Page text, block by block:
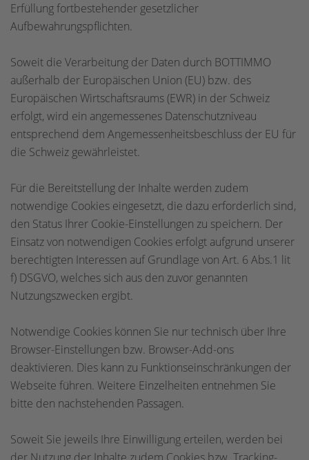
Erfüllung fortbestehender gesetzlicher
Aufbewahrungspflichten.
Soweit die Verarbeitung der Daten durch BOTTIMMO
außerhalb der Europäischen Union (EU) bzw. des
Europäischen Wirtschaftsraums (EWR) in der Schweiz
erfolgt, wird ein angemessenes Datenschutzniveau
entsprechend dem Angemessenheitsbeschluss der EU für
die Schweiz gewährleistet.
Für die Bereitstellung der Inhalte werden zudem
notwendige Cookies eingesetzt, die dazu erforderlich sind,
den Status Ihrer Cookie-Einstellungen zu speichern. Der
Einsatz von notwendigen Cookies erfolgt aufgrund unserer
berechtigten Interessen auf Grundlage von Art. 6 Abs.1 lit
f) DSGVO, welches sich aus den zuvor genannten
Nutzungszwecken ergibt.
Notwendige Cookies können Sie nur technisch über Ihre
Browser-Einstellungen bzw. Browser-Add-ons
deaktivieren. Dies kann zu Funktionseinschränkungen der
Webseite führen. Weitere Einzelheiten entnehmen Sie
bitte den nachstehenden Passagen.
Soweit Sie jeweils Ihre Einwilligung erteilen, werden bei